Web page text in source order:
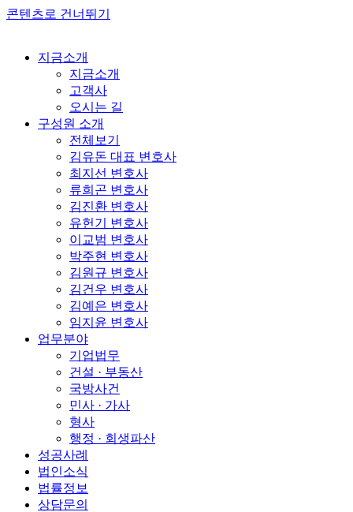
콘텐츠로 건너뛰기
지금소개
지금소개
고객사
오시는 길
구성원 소개
전체보기
김유돈 대표 변호사
최지선 변호사
류희곤 변호사
김진환 변호사
유헌기 변호사
이교범 변호사
박주현 변호사
김원규 변호사
김건우 변호사
김예은 변호사
임지윤 변호사
업무분야
기업법무
건설 · 부동산
국방사건
민사 · 가사
형사
행정 · 회생파산
성공사례
법인소식
법률정보
상담문의